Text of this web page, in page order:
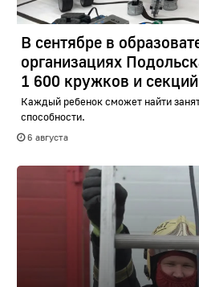
В сентябре в
организациях
1 600 кружков и секций
Каждый ребенок сможет найти
способности.
6 августа